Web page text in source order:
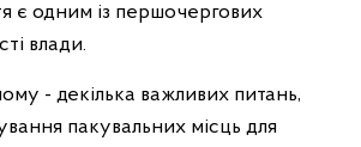
є одним із першочергових
влади.
- декілька важливих питань,
пакувальних місць для